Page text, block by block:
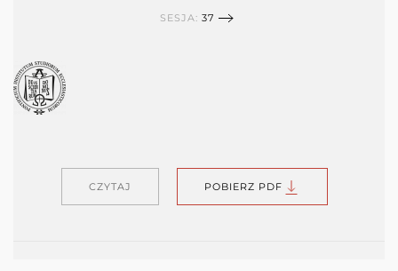
SESJA: 37
CZYTAJ POBIERZ PDF